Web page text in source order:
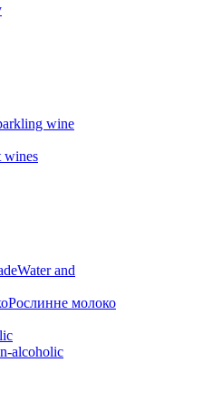
wine
wines
Water and
Рослинне молоко
alcoholic